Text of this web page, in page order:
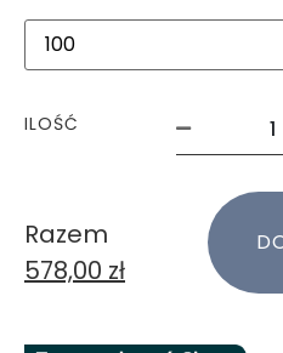
ILOŚĆ
Razem
578,00 zł